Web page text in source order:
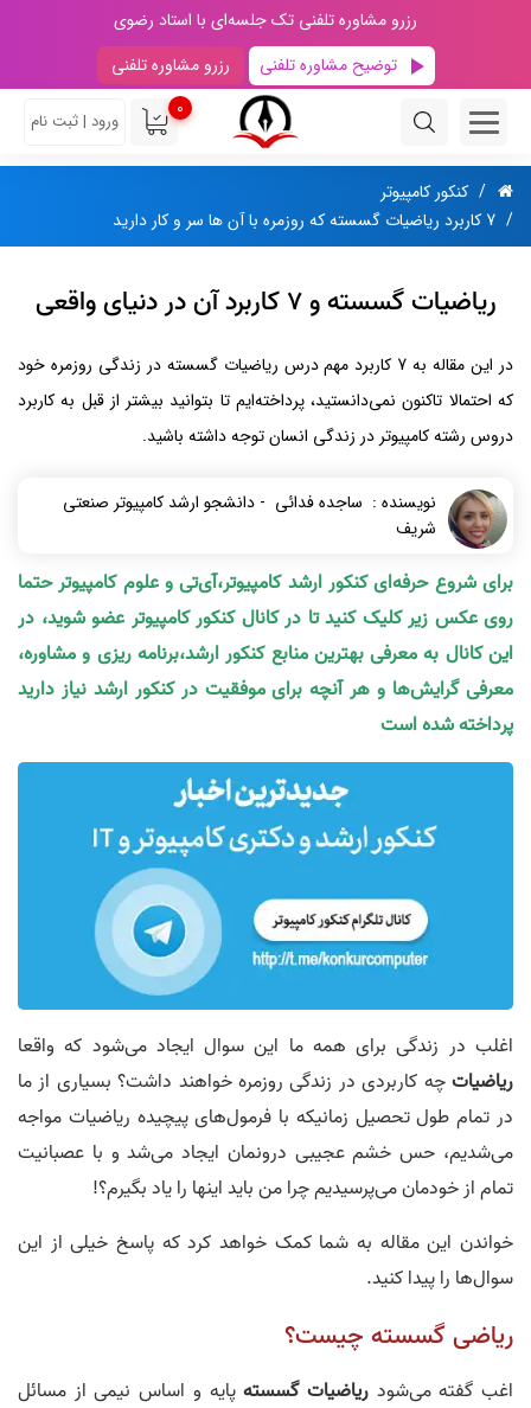
رزرو مشاوره تلفنی تک جلسه‌ای با استاد رضوی
توضیح مشاوره تلفنی
رزرو مشاوره تلفنی
0
ورود | ثبت نام
کنکور کامپیوتر
7 کاربرد ریاضیات گسسته که روزمره با آن ها سر و کار دارید
ریاضیات گسسته و 7 کاربرد آن در دنیای واقعی
در این مقاله به 7 کاربرد مهم درس ریاضیات گسسته در زندگی روزمره خود
که احتمالا تاکنون نمی‌دانستید، پرداخته‌ایم تا بتوانید بیشتر از قبل به کاربرد
دروس رشته کامپیوتر در زندگی انسان توجه داشته باشید.
نویسنده : ساجده فدائی - دانشجو ارشد کامپیوتر صنعتی
شریف
برای شروع حرفه‌ای کنکور ارشد کامپیوتر،آی‌تی و علوم کامپیوتر حتما
روی عکس زیر کلیک کنید تا در کانال کنکور کامپیوتر عضو شوید، در
این کانال به معرفی بهترین منابع کنکور ارشد،برنامه ریزی و مشاوره،
معرفی گرایش‌ها و هر آنچه برای موفقیت در کنکور ارشد نیاز دارید
پرداخته شده است
اغلب در زندگی برای همه ما این سوال ایجاد می‌شود که واقعا
ریاضیاتچه کاربردی در زندگی روزمره خواهند داشت؟ بسیاری از ما
در تمام طول تحصیل زمانیکه با فرمول‌های پیچیده ریاضیات مواجه
می‌شدیم، حس خشم عجیبی درونمان ایجاد می‌شد و با عصبانیت
تمام از خودمان می‌پرسیدیم چرا من باید اینها را یاد بگیرم؟!
خواندن این مقاله به شما کمک خواهد کرد که پاسخ خیلی از این
سوال‌ها را پیدا کنید.
ریاضی گسسته چیست؟
اغب گفته می‌شودریاضیات گسستهپایه و اساس نیمی از مسائل